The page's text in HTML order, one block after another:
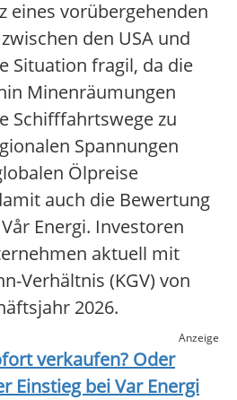
eines vorübergehenden
den USA und
Situation fragil, da die
Minenräumungen
Schifffahrtswege zu
Spannungen
Ölpreise
auch die Bewertung
Energi. Investoren
aktuell mit
Verhältnis (KGV) von
2026.
Anzeige
verkaufen? Oder
Einstieg beiVar Energi